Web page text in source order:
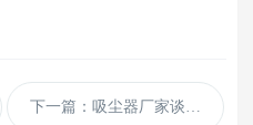
下一篇：吸尘器厂家谈粉尘对人体有哪些危害